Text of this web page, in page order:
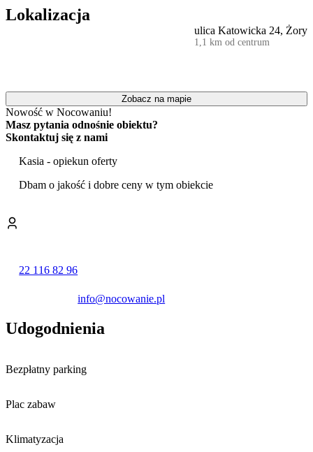
Na terenie obiektu działa
Z myślą o rodzinach z dziećmi przygotowanopokój zabaw dla
. Dorośli mogą skorzystać z wypożyczalni rowerów, aby
Obiekt akceptuje pobyt zwierząt. Usługa ta jest dodatkowo płatna w
wysokości 50 zł za pobyt.
Atutem hotelu jest jego położenie. W bezpośrednim sąsiedztwie
znajduje się Miasteczko Westernowe TWINPIGS
Rekreacyjny MOSiR, a zimą czynne jest lodowisko. Ofertę
kulturalną uzupełnia Miejski Ośrodek Kultury.
Personel posługuje się językiem polskim i angielskim. Doba
hotelowa rozpoczyna się o godzinie 14:00, a kończy o 10:00.
Lokalizacja
ulica Katowicka 24, Żory
1,1 km od centrum
Zobacz na mapie
Nowość w Nocowaniu!
Masz pytania odnośnie obiektu?
Skontaktuj się z nami
Kasia - opiekun oferty
Dbam o jakość i dobre ceny w tym obiekcie
22 116 82 96
info@nocowanie.pl
Udogodnienia
Bezpłatny parking
Plac zabaw
Klimatyzacja